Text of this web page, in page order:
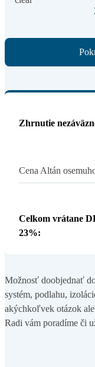
Zhrnutie
Cena Altán
Celkom vrátane
23%:
Možnosť doobjednať
systém, podlahu,
akýchkoľvek otázok
Radi vám poradíme či